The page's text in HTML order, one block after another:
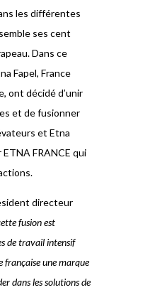
les différentes
ses cent
Dans ce
Fapel, France
ont décidé d’unir
et de fusionner
et Etna
FRANCE qui
directeur
fusion est
de travail intensif
française une marque
dans les solutions de